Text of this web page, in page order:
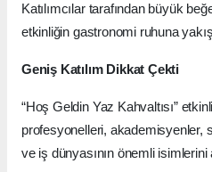
Katılımcılar tarafından büyük
etkinliğin gastronomi ruhuna
Geniş Katılım Dikkat Çekti
“Hoş Geldin Yaz Kahvaltısı”
profesyonelleri, akademisyenler,
ve iş dünyasının önemli isimlerini